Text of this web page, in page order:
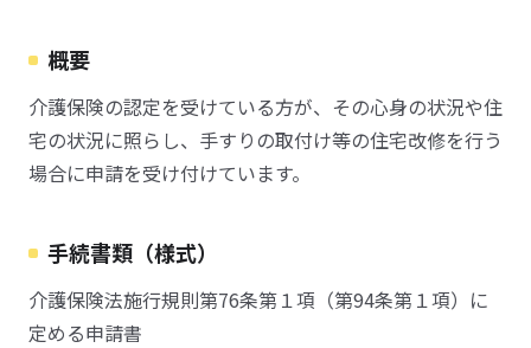
概要
介護保険の認定を受けている方が、その心身の状況や住
宅の状況に照らし、手すりの取付け等の住宅改修を行う
場合に申請を受け付けています。
手続書類（様式）
介護保険法施行規則第76条第１項（第94条第１項）に
定める申請書